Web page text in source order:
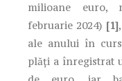
milioane euro,
februarie 2024) [1]
ale anului în
plăți a înregistrat